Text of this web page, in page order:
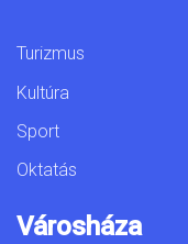
Turizmus
Kultúra
Sport
Oktatás
Városháza